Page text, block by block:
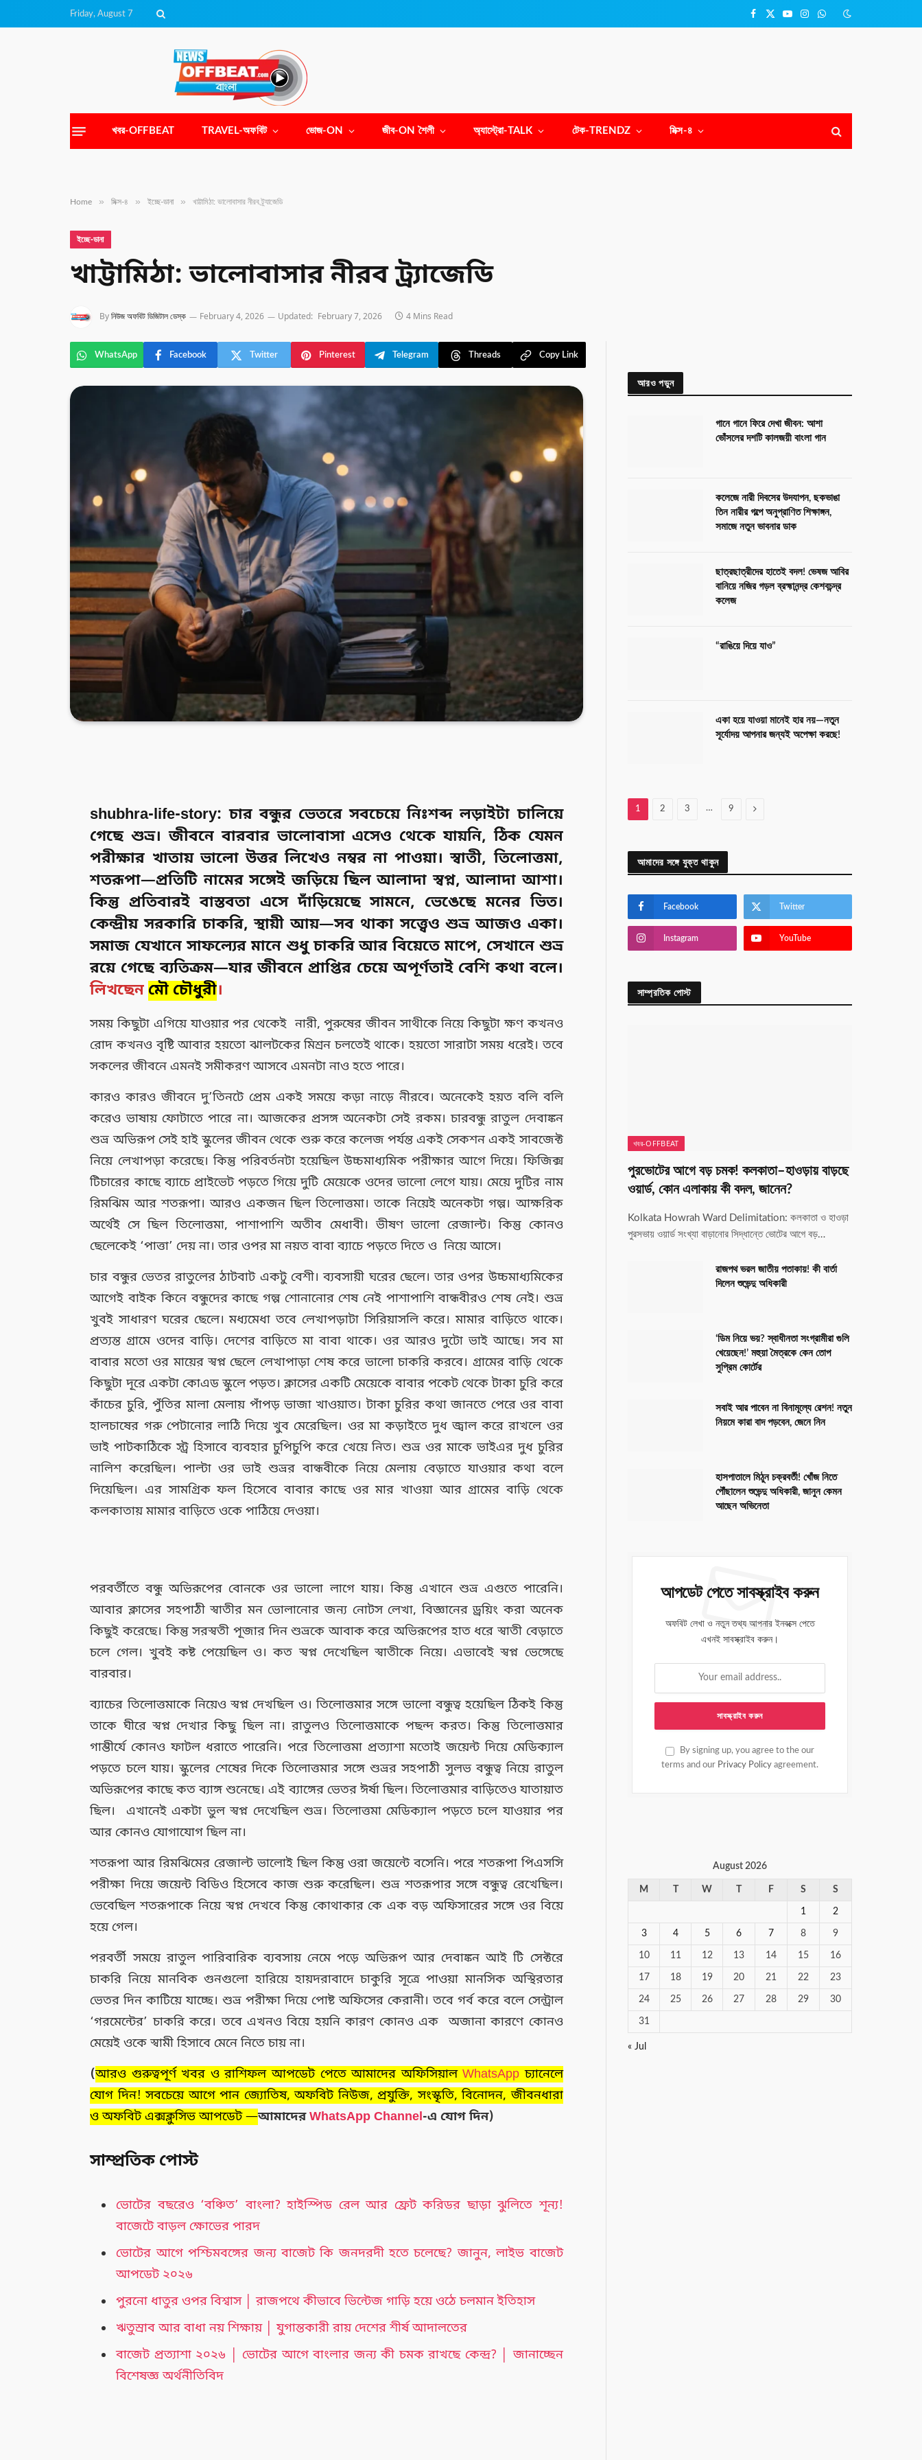
Friday, August 7
Facebook
X
YouTubeInstagram
WhatsApp
খবর-OFFBEAT TRAVEL-অফবিট ভোজ-ON জীব-ON শৈলী অ্যাস্ট্রো-TALK টেক-TRENDZ মিক্স-৪
Home » মিক্স-৪ » ইচ্ছে-ডানা » খাট্টামিঠা: ভালোবাসার নীরব ট্র্যাজেডি
ইচ্ছে-ডানা
খাট্টামিঠা: ভালোবাসার নীরব ট্র্যাজেডি
Byনিউজ অফবিট ডিজিটাল ডেস্ক February 4, 2026 Updated: February 7, 2026 4 Mins Read
WhatsApp Facebook Twitter Pinterest Telegram Threads Copy Link
shubhra-life-story: চার বন্ধুর ভেতরে সবচেয়ে নিঃশব্দ লড়াইটা চালিয়ে
গেছে শুভ্র। জীবনে বারবার ভালোবাসা এসেও থেকে যায়নি, ঠিক যেমন
পরীক্ষার খাতায় ভালো উত্তর লিখেও নম্বর না পাওয়া। স্বাতী, তিলোত্তমা,
শতরূপা—প্রতিটি নামের সঙ্গেই জড়িয়ে ছিল আলাদা স্বপ্ন, আলাদা আশা।
কিন্তু প্রতিবারই বাস্তবতা এসে দাঁড়িয়েছে সামনে, ভেঙেছে মনের ভিত।
কেন্দ্রীয় সরকারি চাকরি, স্থায়ী আয়—সব থাকা সত্ত্বেও শুভ্র আজও একা।
সমাজ যেখানে সাফল্যের মানে শুধু চাকরি আর বিয়েতে মাপে, সেখানে শুভ্র
রয়ে গেছে ব্যতিক্রম—যার জীবনে প্রাপ্তির চেয়ে অপূর্ণতাই বেশি কথা বলে।
লিখছেন মৌ চৌধুরী।
সময় কিছুটা এগিয়ে যাওয়ার পর থেকেই নারী, পুরুষের জীবন সাথীকে নিয়ে কিছুটা ক্ষণ কখনও
রোদ কখনও বৃষ্টি আবার হয়তো ঝালটকের মিশ্রন চলতেই থাকে। হয়তো সারাটা সময় ধরেই। তবে
সকলের জীবনে এমনই সমীকরণ আসবে এমনটা নাও হতে পারে।
কারও কারও জীবনে দু’তিনটে প্রেম একই সময়ে কড়া নাড়ে নীরবে। অনেকেই হয়ত বলি বলি
করেও ভাষায় ফোটাতে পারে না। আজকের প্রসঙ্গ অনেকটা সেই রকম। চারবন্ধু রাতুল দেবাঙ্কন
শুভ্র অভিরূপ সেই হাই স্কুলের জীবন থেকে শুরু করে কলেজ পর্যন্ত একই সেকশন একই সাবজেক্ট
নিয়ে লেখাপড়া করেছে। কিন্তু পরিবর্তনটা হয়েছিল উচ্চমাধ্যমিক পরীক্ষার আগে দিয়ে। ফিজিক্স
টিচারের কাছে ব্যাচে প্রাইভেট পড়তে গিয়ে দুটি মেয়েকে ওদের ভালো লেগে যায়। মেয়ে দুটির নাম
রিমঝিম আর শতরূপা। আরও একজন ছিল তিলোত্তমা। তাকে নিয়েই অনেকটা গল্প। আক্ষরিক
অর্থেই সে ছিল তিলোত্তমা, পাশাপাশি অতীব মেধাবী। ভীষণ ভালো রেজাল্ট। কিন্তু কোনও
ছেলেকেই ‘পাত্তা’ দেয় না। তার ওপর মা নয়ত বাবা ব্যাচে পড়তে দিতে ও নিয়ে আসে।
চার বন্ধুর ভেতর রাতুলের ঠাটবাট একটু বেশী। ব্যবসায়ী ঘরের ছেলে। তার ওপর উচ্চমাধ্যমিকের
আগেই বাইক কিনে বন্ধুদের কাছে গল্প শোনানোর শেষ নেই পাশাপাশি বান্ধবীরও শেষ নেই। শুভ্র
খুবই সাধারণ ঘরের ছেলে। মধ্যমেধা তবে লেখাপড়াটা সিরিয়াসলি করে। মামার বাড়িতে থাকে।
প্রত্যন্ত গ্রামে ওদের বাড়ি। দেশের বাড়িতে মা বাবা থাকে। ওর আরও দুটো ভাই আছে। সব মা
বাবার মতো ওর মায়ের স্বপ্ন ছেলে লেখাপাড়া শেষ করে ভালো চাকরি করবে। গ্রামের বাড়ি থেকে
কিছুটা দূরে একটা কোএড স্কুলে পড়ত। ক্লাসের একটি মেয়েকে বাবার পকেট থেকে টাকা চুরি করে
কাঁচের চুরি, পুঁতির মালা মেলায় পাঁপড় ভাজা খাওয়াত। টাকা চুরির কথা জানতে পেরে ওর বাবা
হালচাষের গরু পেটানোর লাঠি দিয়ে খুব মেরেছিল। ওর মা কড়াইতে দুধ জ্বাল করে রাখলে ওর
ভাই পাটকাঠিকে স্ট্র হিসাবে ব্যবহার চুপিচুপি করে খেয়ে নিত। শুভ্র ওর মাকে ভাইএর দুধ চুরির
নালিশ করেছিল। পাল্টা ওর ভাই শুভ্রর বান্ধবীকে নিয়ে মেলায় বেড়াতে যাওয়ার কথা বলে
দিয়েছিল। এর সামগ্রিক ফল হিসেবে বাবার কাছে ওর মার খাওয়া আর গ্রামের বাড়ি থেকে
কলকাতায় মামার বাড়িতে ওকে পাঠিয়ে দেওয়া।
পরবর্তীতে বন্ধু অভিরূপের বোনকে ওর ভালো লাগে যায়। কিন্তু এখানে শুভ্র এগুতে পারেনি।
আবার ক্লাসের সহপাঠী স্বাতীর মন ভোলানোর জন্য নোটস লেখা, বিজ্ঞানের ড্রয়িং করা অনেক
কিছুই করেছে। কিন্তু সরস্বতী পূজার দিন শুভ্রকে আবাক করে অভিরূপের হাত ধরে স্বাতী বেড়াতে
চলে গেল। খুবই কষ্ট পেয়েছিল ও। কত স্বপ্ন দেখেছিল স্বাতীকে নিয়ে। এভাবেই স্বপ্ন ভেঙ্গেছে
বারবার।
ব্যাচের তিলোত্তমাকে নিয়েও স্বপ্ন দেখছিল ও। তিলোত্তমার সঙ্গে ভালো বন্ধুত্ব হয়েছিল ঠিকই কিন্তু
তাকে ঘীরে স্বপ্ন দেখার কিছু ছিল না। রাতুলও তিলোত্তমাকে পছন্দ করত। কিন্তু তিলোত্তমার
গাম্ভীর্যে কোনও ফাটল ধরাতে পারেনি। পরে তিলোত্তমা প্রত্যাশা মতোই জয়েন্ট দিয়ে মেডিক্যাল
পড়তে চলে যায়। স্কুলের শেষের দিকে তিলোত্তমার সঙ্গে শুভ্রর সহপাঠী সুলভ বন্ধুত্ব নিয়ে রাতুল
অভিরূপের কাছে কত ব্যাঙ্গ শুনেছে। এই ব্যাঙ্গের ভেতর ঈর্ষা ছিল। তিলোত্তমার বাড়িতেও যাতায়াত
ছিল। এখানেই একটা ভুল স্বপ্ন দেখেছিল শুভ্র। তিলোত্তমা মেডিক্যাল পড়তে চলে যাওয়ার পর
আর কোনও যোগাযোগ ছিল না।
শতরূপা আর রিমঝিমের রেজাল্ট ভালোই ছিল কিন্তু ওরা জয়েন্টে বসেনি। পরে শতরূপা পিএসসি
পরীক্ষা দিয়ে জয়েন্ট বিডিও হিসেবে কাজ শুরু করেছিল। শুভ্র শতরূপার সঙ্গে বন্ধুত্ব রেখেছিল।
ভেবেছিল শতরূপাকে নিয়ে স্বপ্ন দেখবে কিন্তু কোথাকার কে এক বড় অফিসারের সঙ্গে ওর বিয়ে
হয়ে গেল।
পরবর্তী সময়ে রাতুল পারিবারিক ব্যবসায় নেমে পড়ে অভিরূপ আর দেবাঙ্কন আই টি সেক্টরে
চাকরি নিয়ে মানবিক গুনগুলো হারিয়ে হায়দরাবাদে চাকুরি সূত্রে পাওয়া মানসিক অস্থিরতার
ভেতর দিন কাটিয়ে যাচ্ছে। শুভ্র পরীক্ষা দিয়ে পোষ্ট অফিসের কেরানী। তবে গর্ব করে বলে সেন্ট্রাল
‘গরমেন্টের’ চাকরি করে। তবে এখনও বিয়ে হয়নি কারণ কোনও এক অজানা কারণে কোনও
মেয়েই ওকে স্বামী হিসাবে মেনে নিতে চায় না।
(আরও গুরুত্বপূর্ণ খবর ও রাশিফল আপডেট পেতে আমাদের অফিসিয়ালWhatsApp চ্যানেলে
যোগ দিন! সবচেয়ে আগে পান জ্যোতিষ, অফবিট নিউজ, প্রযুক্তি, সংস্কৃতি, বিনোদন, জীবনধারা
ও অফবিট এক্সক্লুসিভ আপডেট —আমাদেরWhatsApp Channel-এ যোগ দিন)
সাম্প্রতিক পোস্ট
ভোটের বছরেও ‘বঞ্চিত’ বাংলা? হাইস্পিড রেল আর ফ্রেট করিডর ছাড়া ঝুলিতে শূন্য!
বাজেটে বাড়ল ক্ষোভের পারদ
ভোটের আগে পশ্চিমবঙ্গের জন্য বাজেট কি জনদরদী হতে চলেছে? জানুন, লাইভ বাজেট
আপডেট ২০২৬
পুরনো ধাতুর ওপর বিশ্বাস │ রাজপথে কীভাবে ভিন্টেজ গাড়ি হয়ে ওঠে চলমান ইতিহাস
ঋতুস্রাব আর বাধা নয় শিক্ষায় │ যুগান্তকারী রায় দেশের শীর্ষ আদালতের
বাজেট প্রত্যাশা ২০২৬ │ ভোটের আগে বাংলার জন্য কী চমক রাখছে কেন্দ্র? │ জানাচ্ছেন
বিশেষজ্ঞ অর্থনীতিবিদ
আরও পড়ুন
গানে গানে ফিরে দেখা জীবন: আশা
ভোঁসলের দশটি কালজয়ী বাংলা গান
কলেজে নারী দিবসের উদযাপন, ছকভাঙা
তিন নারীর গল্পে অনুপ্রাণিত শিক্ষাঙ্গন,
সমাজে নতুন ভাবনার ডাক
ছাত্রছাত্রীদের হাতেই বদল! ভেষজ আবির
বানিয়ে নজির গড়ল ব্রহ্মানন্দ্র কেশবচন্দ্র
কলেজ
“রাঙিয়ে দিয়ে যাও”
একা হয়ে যাওয়া মানেই হার নয়—নতুন
সূর্যোদয় আপনার জন্যই অপেক্ষা করছে!
1 2 3 … 9 Next
আমাদের সঙ্গে যুক্ত থাকুন
Facebook Twitter
Instagram YouTube
সাম্প্রতিক পোস্ট
খবর-OFFBEAT
পুরভোটের আগে বড় চমক! কলকাতা–হাওড়ায় বাড়ছে
ওয়ার্ড, কোন এলাকায় কী বদল, জানেন?
Kolkata Howrah Ward Delimitation: কলকাতা ও হাওড়া
পুরসভায় ওয়ার্ড সংখ্যা বাড়ানোর সিদ্ধান্তে ভোটের আগে বড়…
রাজপথ ভরল জাতীয় পতাকায়! কী বার্তা
দিলেন শুভেন্দু অধিকারী
‘ডিম নিয়ে ভয়? স্বাধীনতা সংগ্রামীরা গুলি
খেয়েছেন!’ মহুয়া মৈত্রকে কেন তোপ
সুপ্রিম কোর্টের
সবাই আর পাবেন না বিনামূল্যে রেশন! নতুন
নিয়মে কারা বাদ পড়বেন, জেনে নিন
হাসপাতালে মিঠুন চক্রবর্তী! খোঁজ নিতে
পৌঁছালেন শুভেন্দু অধিকারী, জানুন কেমন
আছেন অভিনেতা
আপডেট পেতে সাবস্ক্রাইব করুন
অফবিট লেখা ও নতুন তথ্য আপনার ইনবক্সে পেতে
এখনই সাবস্ক্রাইব করুন।
By signing up, you agree to the our
terms and our Privacy Policy agreement.
August 2026
M W F S S
1 2
3 4 5 6 7 8 9
10 11 12 13 14 15 16
17 18 19 20 21 22 23
24 25 26 27 28 29 30
31
« Jul